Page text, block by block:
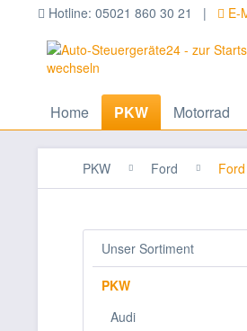
Hotline: 05021 860 30 21 | E-
Home PKW Motorrad
PKW Ford
Unser Sortiment
PKW
Audi